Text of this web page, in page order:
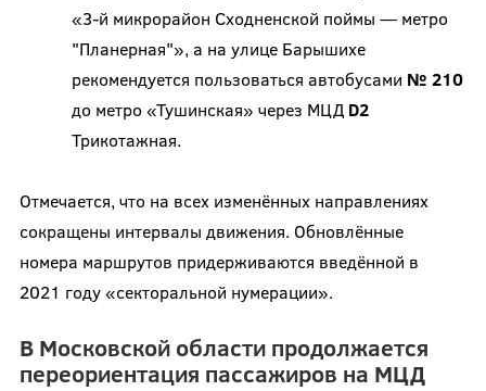
«3-й микрорайон Сходненской поймы — метро
"Планерная"», а на улице Барышихе
рекомендуется пользоваться автобусами № 210
до метро «Тушинская» через МЦД D2
Трикотажная.
Отмечается, что на всех изменённых направлениях
сокращены интервалы движения. Обновлённые
номера маршрутов придерживаются введённой в
2021 году «секторальной нумерации».
В Московской области продолжается
переориентация пассажиров на МЦД